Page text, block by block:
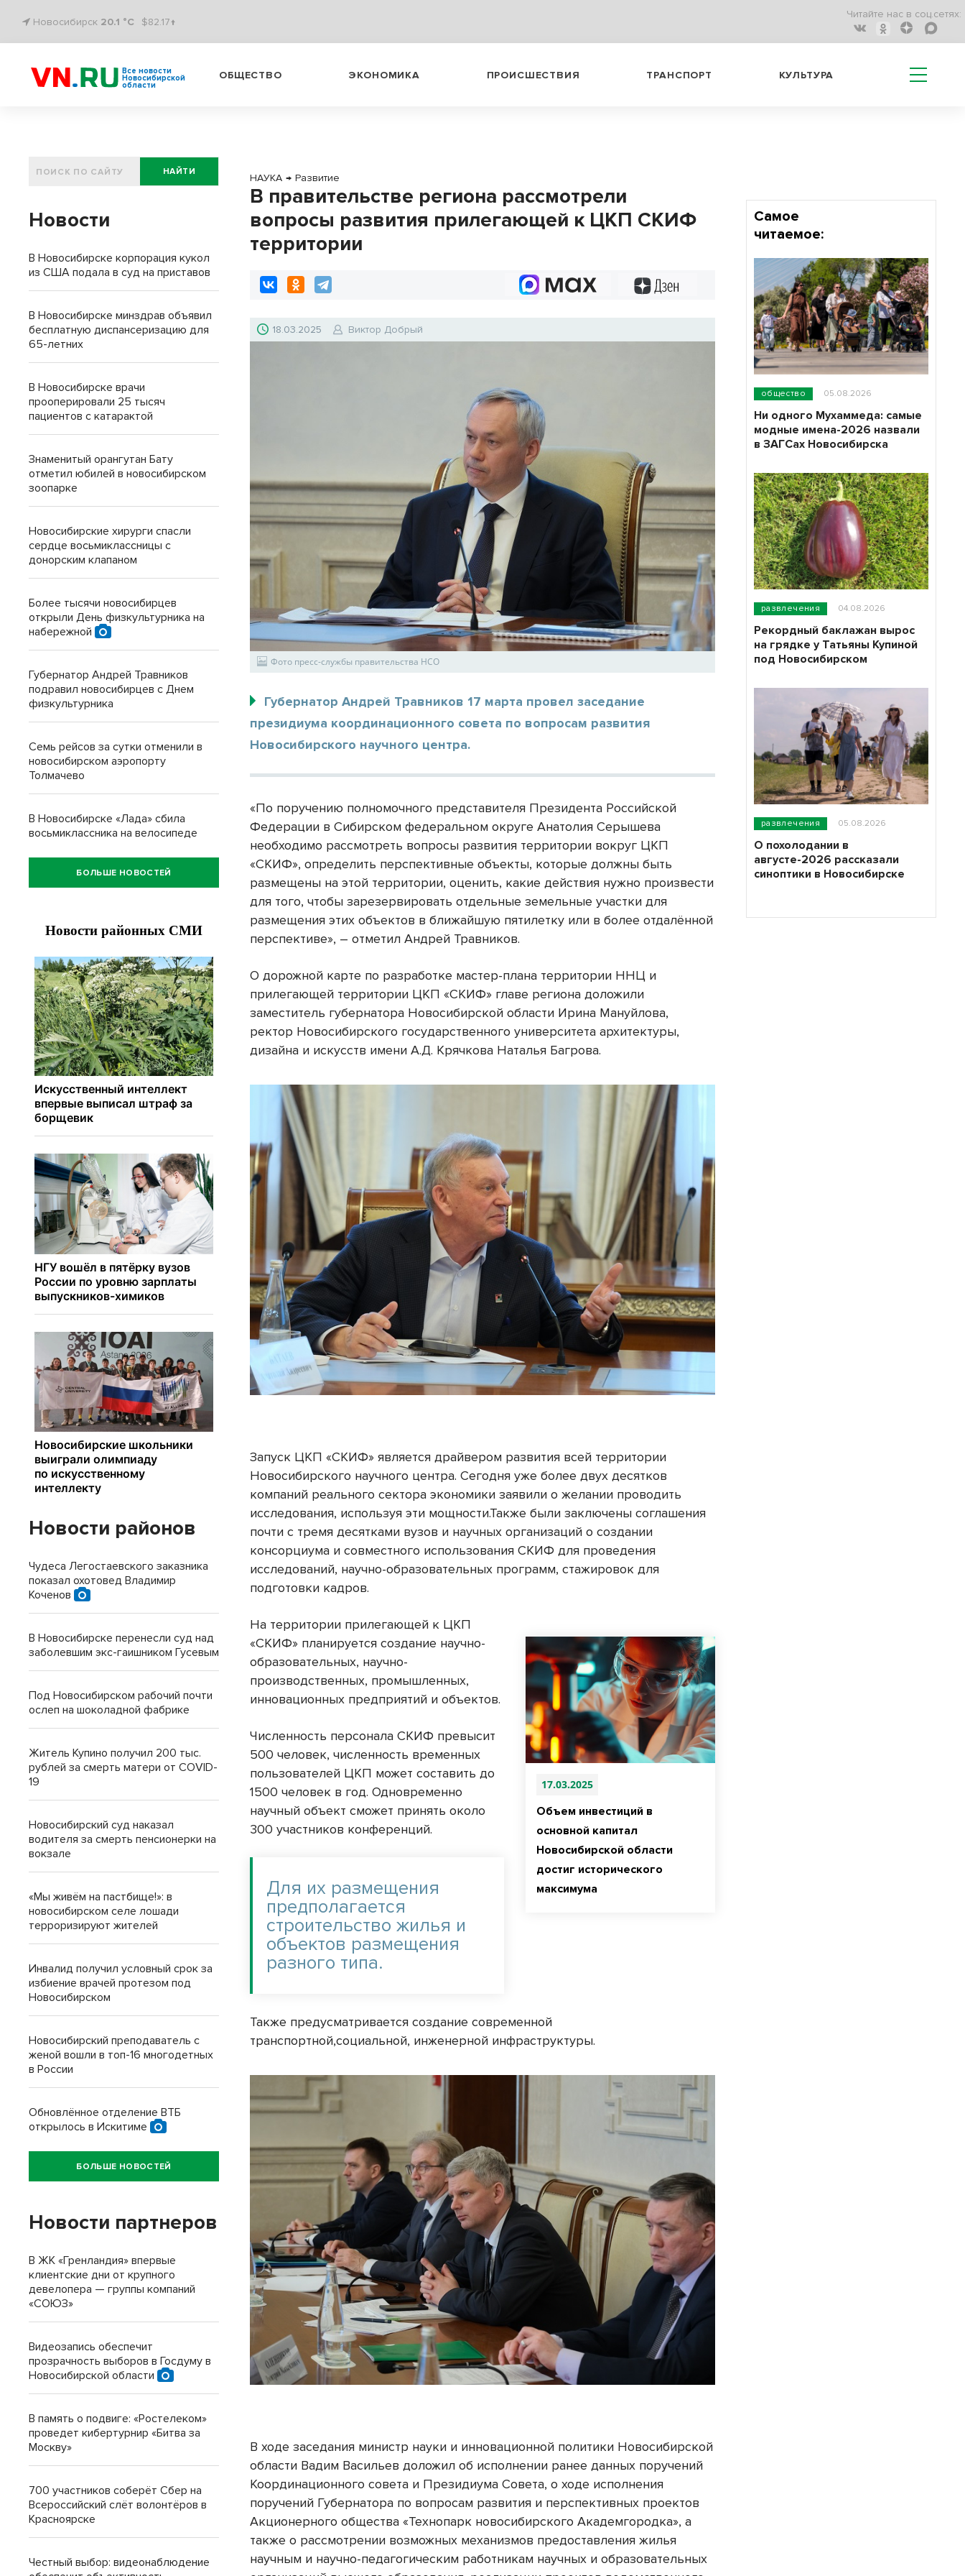
Новосибирск 20.1 °C $82.17↑
Читайте нас в соц.сетях:
Все новости
Новосибирской
области
ОБЩЕСТВО ЭКОНОМИКА ПРОИСШЕСТВИЯ ТРАНСПОРТ КУЛЬТУРА
НАУКА → Развитие
В правительстве региона рассмотрели
вопросы развития прилегающей к ЦКП СКИФ
территории
18.03.2025 Виктор Добрый
Фото пресс-службы правительства НСО
Губернатор Андрей Травников 17 марта провел заседание
президиума координационного совета по вопросам развития
Новосибирского научного центра.
«По поручению полномочного представителя Президента Российской
Федерации в Сибирском федеральном округе Анатолия Серышева
необходимо рассмотреть вопросы развития территории вокруг ЦКП
«СКИФ», определить перспективные объекты, которые должны быть
размещены на этой территории, оценить, какие действия нужно произвести
для того, чтобы зарезервировать отдельные земельные участки для
размещения этих объектов в ближайшую пятилетку или в более отдалённой
перспективе», – отметил Андрей Травников.
О дорожной карте по разработке мастер-плана территории ННЦ и
прилегающей территории ЦКП «СКИФ» главе региона доложили
заместитель губернатора Новосибирской области Ирина Мануйлова,
ректор Новосибирского государственного университета архитектуры,
дизайна и искусств имени А.Д. Крячкова Наталья Багрова.
Запуск ЦКП «СКИФ» является драйвером развития всей территории
Новосибирского научного центра. Сегодня уже более двух десятков
компаний реального сектора экономики заявили о желании проводить
исследования, используя эти мощности.Также были заключены соглашения
почти с тремя десятками вузов и научных организаций о создании
консорциума и совместного использования СКИФ для проведения
исследований, научно-образовательных программ, стажировок для
подготовки кадров.
17.03.2025
Объем инвестиций в
основной капитал
Новосибирской области
достиг исторического
максимума
На территории прилегающей к ЦКП
«СКИФ» планируется создание научно-
образовательных, научно-
производственных, промышленных,
инновационных предприятий и объектов.
Численность персонала СКИФ превысит
500 человек, численность временных
пользователей ЦКП может составить до
1500 человек в год. Одновременно
научный объект сможет принять около
300 участников конференций.
Для их размещения
предполагается
строительство жилья и
объектов размещения
разного типа.
Также предусматривается создание современной
транспортной,социальной, инженерной инфраструктуры.
В ходе заседания министр науки и инновационной политики Новосибирской
области Вадим Васильев доложил об исполнении ранее данных поручений
Координационного совета и Президиума Совета, о ходе исполнения
поручений Губернатора по вопросам развития и перспективных проектов
Акционерного общества «Технопарк новосибирского Академгородка», а
также о рассмотрении возможных механизмов предоставления жилья
научным и научно-педагогическим работникам научных и образовательных
НАЙТИ
Новости
В Новосибирске корпорация кукол
из США подала в суд на приставов
В Новосибирске минздрав объявил
бесплатную диспансеризацию для
65-летних
В Новосибирске врачи
прооперировали 25 тысяч
пациентов с катарактой
Знаменитый орангутан Бату
отметил юбилей в новосибирском
зоопарке
Новосибирские хирурги спасли
сердце восьмиклассницы с
донорским клапаном
Более тысячи новосибирцев
открыли День физкультурника на
набережной
Губернатор Андрей Травников
подравил новосибирцев с Днем
физкультурника
Семь рейсов за сутки отменили в
новосибирском аэропорту
Толмачево
В Новосибирске «Лада» сбила
восьмиклассника на велосипеде
БОЛЬШЕ НОВОСТЕЙ
Новости районов
Чудеса Легостаевского заказника
показал охотовед Владимир
Коченов
В Новосибирске перенесли суд над
заболевшим экс-гаишником Гусевым
Под Новосибирском рабочий почти
ослеп на шоколадной фабрике
Житель Купино получил 200 тыс.
рублей за смерть матери от COVID-
19
Новосибирский суд наказал
водителя за смерть пенсионерки на
вокзале
«Мы живём на пастбище!»: в
новосибирском селе лошади
терроризируют жителей
Инвалид получил условный срок за
избиение врачей протезом под
Новосибирском
Новосибирский преподаватель с
женой вошли в топ-16 многодетных
в России
Обновлённое отделение ВТБ
открылось в Искитиме
БОЛЬШЕ НОВОСТЕЙ
Новости партнеров
В ЖК «Гренландия» впервые
клиентские дни от крупного
девелопера — группы компаний
«СОЮЗ»
Видеозапись обеспечит
прозрачность выборов в Госдуму в
Новосибирской области
В память о подвиге: «Ростелеком»
проведет кибертурнир «Битва за
Москву»
700 участников соберёт Сбер на
Всероссийский слёт волонтёров в
Красноярске
Честный выбор: видеонаблюдение
Самое
читаемое:
общество 05.08.2026
Ни одного Мухаммеда: самые
модные имена-2026 назвали
в ЗАГСах Новосибирска
развлечения 04.08.2026
Рекордный баклажан вырос
на грядке у Татьяны Купиной
под Новосибирском
развлечения 05.08.2026
О похолодании в
августе-2026 рассказали
синоптики в Новосибирске